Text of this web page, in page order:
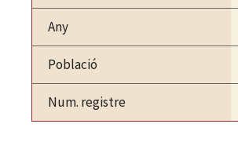
Any
Població
Num. registre